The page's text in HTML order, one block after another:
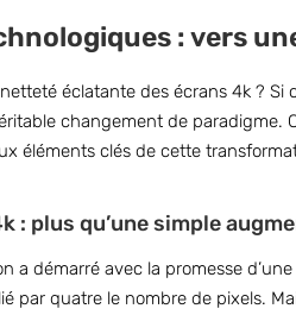
: vers
éclatante des écrans 4k ? Si
changement de
éléments clés de cette
: plus qu’une simple
a démarré avec la promesse
par quatre le nombre de pixels.